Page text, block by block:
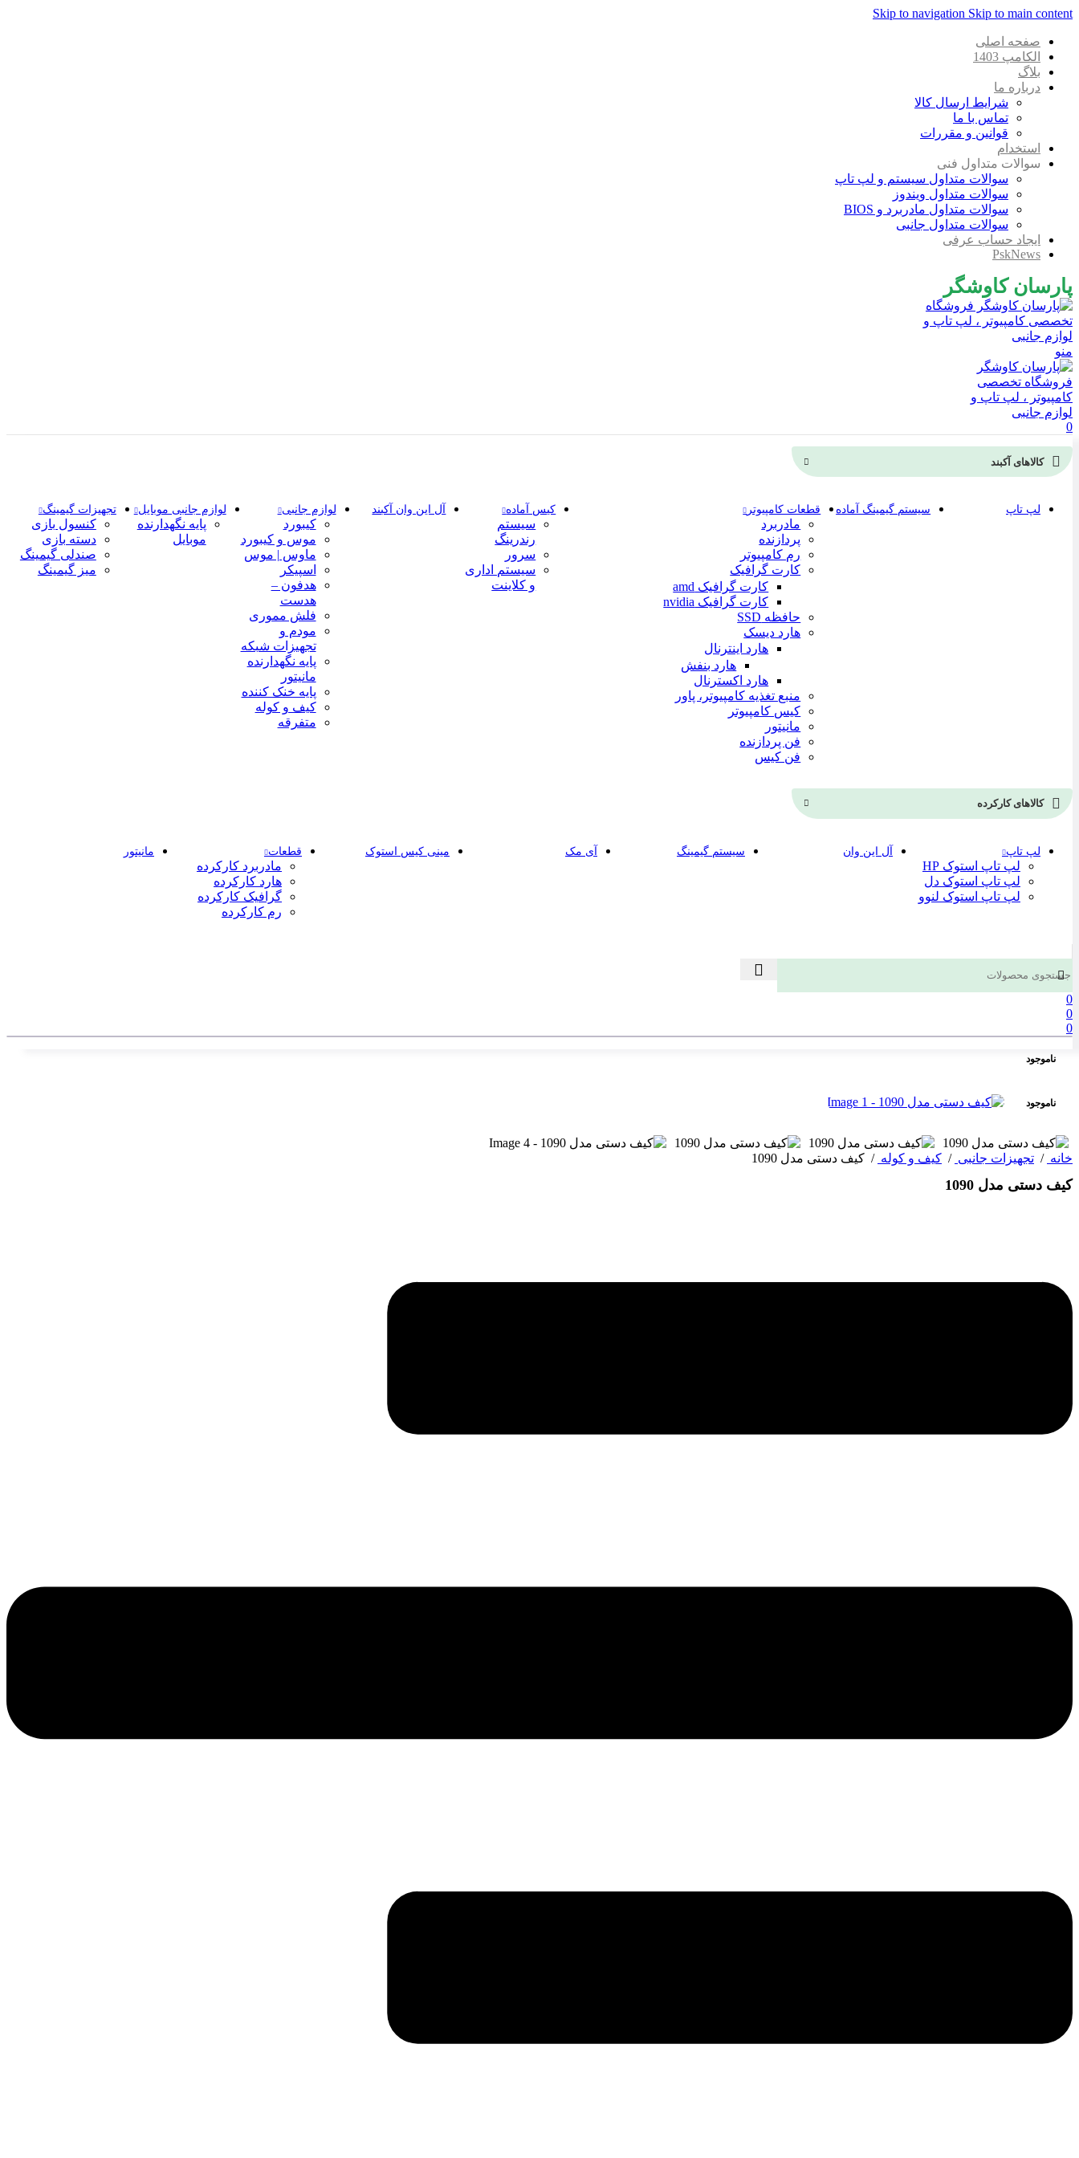
Skip to navigation Skip to main content
صفحه اصلی
الکامپ 1403
بلاگ
درباره ما
شرایط ارسال کالا
تماس با ما
قوانین و مقررات
استخدام
سوالات متداول فنی
سوالات متداول سیستم و لپ تاپ
سوالات متداول ویندوز
سوالات متداول مادربرد و BIOS
سوالات متداول جانبی
ایجاد حساب عرفی
PskNews
پارسان کاوشگر
منو
0
کالاهای آکبند
لپ تاپ سیستم گیمینگ آماده قطعات کامپیوتر
مادربرد
پردازنده
رم کامپیوتر
کارت گرافیک
کارت گرافیک amd
کارت گرافیک nvidia
حافظه SSD
هارد دیسک
هارد اینترنال
هارد بنفش
هارد اکسترنال
منبع تغذیه کامپیوتر، پاور
کیس کامپیوتر
مانیتور
فن پردازنده
فن کیس
کیس آماده
سیستم
رندرینگ
سرور
سیستم‌ اداری
و کلاینت
آل این وان آکبند لوازم جانبی
کیبورد
موس و کیبورد
ماوس | موس
اسپیکر
هدفون –
هدست
فلش مموری
مودم و
تجهیزات شبکه
پایه نگهدارنده
مانیتور
پایه خنک کننده
کیف و کوله
متفرقه
لوازم جانبی موبایل
پایه نگهدارنده
موبایل
تجهیزات گیمینگ
کنسول بازی
دسته بازی
صندلی گیمینگ
میز گیمینگ
کالاهای کارکرده
لپ تاپ
لپ تاپ استوک HP
لپ تاپ استوک دل
لپ تاپ استوک لنوو
آل این وان سیستم گیمینگ آی مک مینی کیس استوک قطعات
مادربرد کارکرده
هارد کارکرده
گرافیک کارکرده
رم کارکرده
مانیتور
0
0
0
ناموجود
ناموجود
خانه / تجهیزات جانبی / کیف و کوله / کیف دستی مدل 1090
کیف دستی مدل 1090